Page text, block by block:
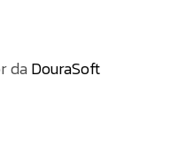
daDouraSoft